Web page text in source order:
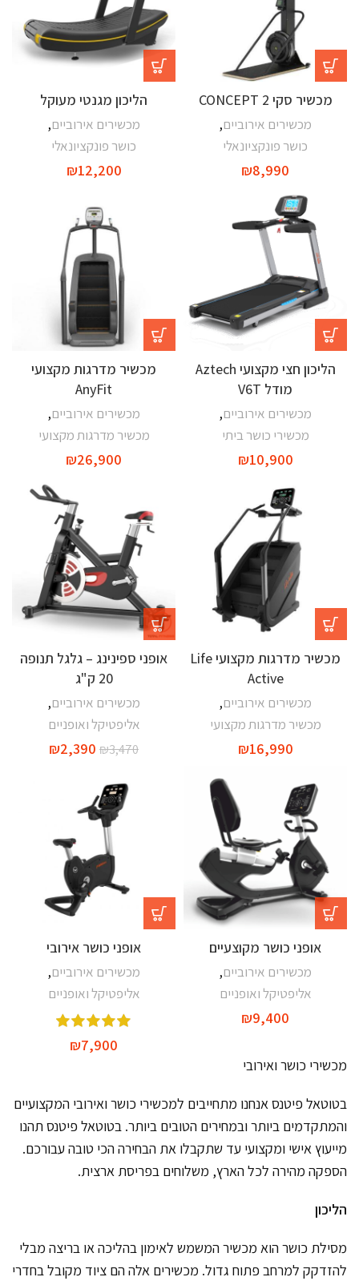
מכשיר סקי CONCEPT 2
מכשירים אירוביים,
כושר פונקציונאלי
₪8,990
הליכון מגנטי מעוקל
מכשירים אירוביים,
כושר פונקציונאלי
₪12,200
הליכון חצי מקצועי Aztech
מודל V6T
מכשירים אירוביים,
מכשירי כושר ביתי
₪10,900
מכשיר מדרגות מקצועי
AnyFit
מכשירים אירוביים,
מכשיר מדרגות מקצועי
₪26,900
מכשיר מדרגות מקצועי Life
Active
מכשירים אירוביים,
מכשיר מדרגות מקצועי
₪16,990
אופני ספינינג – גלגל תנופה
20 ק"ג
מכשירים אירוביים,
אליפטיקל ואופניים
₪3,470
₪2,390
אופני כושר מקוצעיים
מכשירים אירוביים,
אליפטיקל ואופניים
₪9,400
אופני כושר אירובי
מכשירים אירוביים,
אליפטיקל ואופניים
₪7,900
מכשירי כושר ואירובי
בטוטאל פיטנס אנחנו מתחייבים למכשירי כושר ואירובי המקצועיים
והמתקדמים ביותר ובמחירים הטובים ביותר. בטוטאל פיטנס תהנו
מייעוץ אישי ומקצועי עד שתקבלו את הבחירה הכי טובה עבורכם.
הספקה מהירה לכל הארץ, משלוחים בפריסת ארצית.
הליכון
מסילת כושר הוא מכשיר המשמש לאימון בהליכה או בריצה מבלי
להזדקק למרחב פתוח גדול. מכשירים אלה הם ציוד מקובל בחדרי